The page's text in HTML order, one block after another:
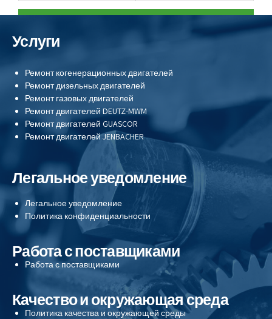
Услуги
Ремонт когенерационных двигателей
Ремонт дизельных двигателей
Ремонт газовых двигателей
Ремонт двигателей DEUTZ-MWM
Ремонт двигателей GUASCOR
Ремонт двигателейJENBACHER
Легальное уведомление
Легальное уведомление
Политика конфиденциальности
Работа с поставщиками
Работа с поставщиками
Качество и окружающая среда
Политика качества и окружающей среды